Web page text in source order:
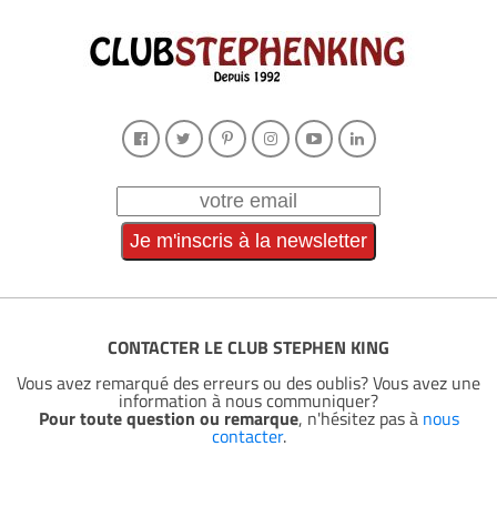
CONTACTER LE CLUB STEPHEN KING
Vous avez remarqué des erreurs ou des oublis? Vous avez une
information à nous communiquer?
Pour toute question ou remarque, n'hésitez pas à nous
contacter.